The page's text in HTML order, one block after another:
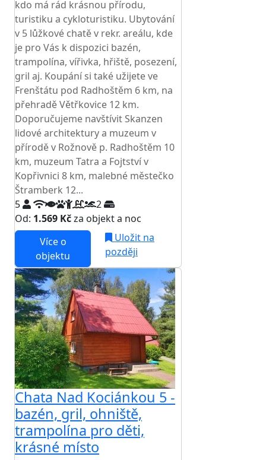
kdo má rád krásnou přírodu,
turistiku a cykloturistiku. Ubytování
v 5 lůžkové chatě v rekr. areálu, kde
je pro Vás k dispozici bazén,
trampolína, vířivka, hřiště, posezení,
gril aj. Koupání si také užijete ve
Frenštátu pod Radhoštěm 6 km, na
přehradě Větřkovice 12 km.
Doporučujeme navštívit Skanzen
lidové architektury a muzeum v
přírodě v Rožnově p. Radhoštěm 10
km, muzeum Tatra a Fojtství v
Kopřivnici 8 km, malebné městečko
Štramberk 12...
5
2
Od: 1.569 Kčza objekt a noc
Více o
objektu
Uložit na
později
Chata Nad Kociánkou 5 -
bazén, gril, ohniště,
trampolína pro děti,
krásné místo